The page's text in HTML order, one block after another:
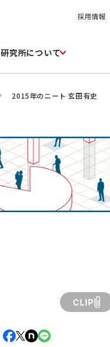
採用情報
研究所について
2015年のニート 玄田有史
CLIP